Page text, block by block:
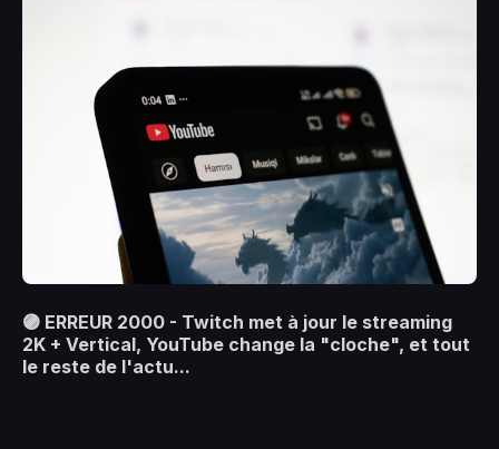
🟣 ERREUR 2000 - Twitch met à jour le streaming
2K + Vertical, YouTube change la "cloche", et tout
le reste de l'actu...